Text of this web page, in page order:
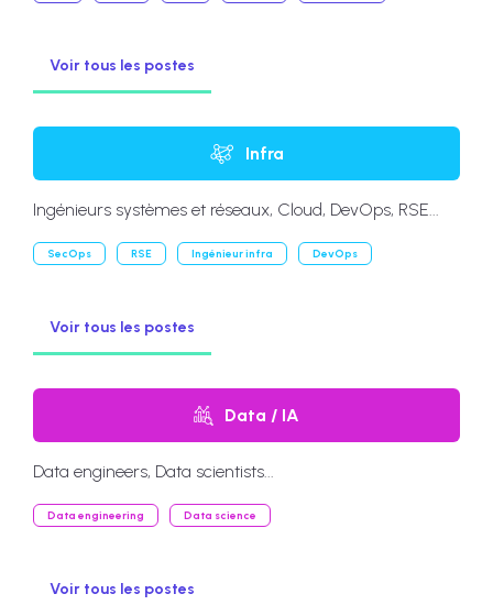
Voir tous les postes
Infra
Ingénieurs systèmes et réseaux, Cloud, DevOps, RSE...
SecOps RSE Ingénieur infra DevOps
Voir tous les postes
Data / IA
Data engineers, Data scientists...
Data engineering Data science
Voir tous les postes